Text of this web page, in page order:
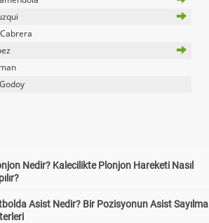
Nedir? Kalecilikte Plonjon Hareketi Nasıl
Asist Nedir? Bir Pozisyonun Asist Sayılma